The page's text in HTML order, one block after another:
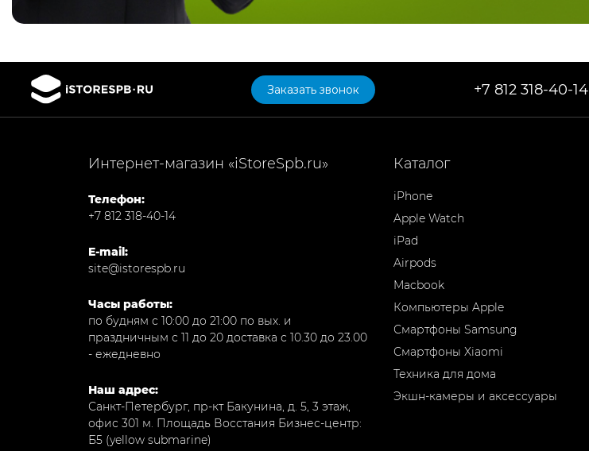
Заказать звонок +7 812 318-40-14
Интернет-магазин «iStoreSpb.ru»
Телефон:
+7 812 318-40-14
E-mail:
site@istorespb.ru
Часы работы:
по будням с 10:00 до 21:00 по вых. и
праздничным с 11 до 20 доставка с 10.30 до 23.00
- ежедневно
Наш адрес:
Санкт-Петербург, пр-кт Бакунина, д. 5, 3 этаж,
офис 301 м. Площадь Восстания Бизнес-центр:
Б5 (yellow submarine)
Каталог
iPhone
Apple Watch
iPad
Airpods
Macbook
Компьютеры Apple
Смартфоны Samsung
Смартфоны Xiaomi
Техника для дома
Экшн-камеры и аксессуары